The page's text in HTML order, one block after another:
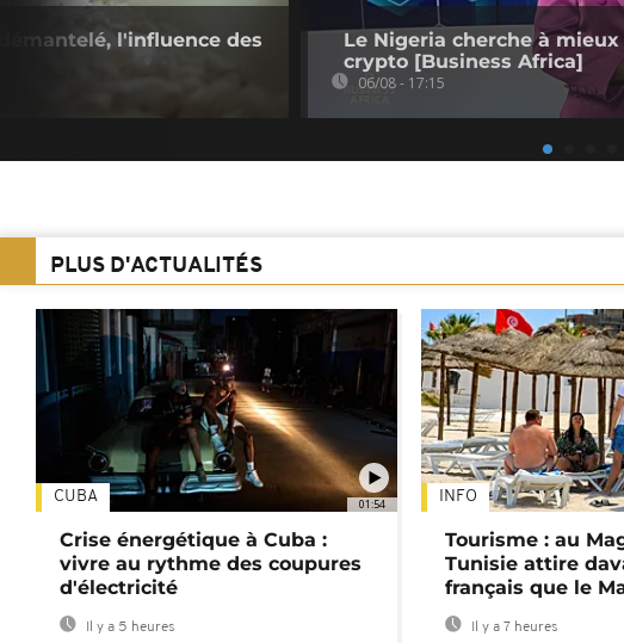
l'influence des
Le Nigeria cherche à
crypto [Business Africa]
06/08 - 17:15
PLUS D'ACTUALITÉS
01:54
CUBA
Crise énergétique à Cuba :
vivre au rythme des coupures
d'électricité
Il y a 5 heures
INFO
Tourisme : au
Tunisie attire
français que le
Il y a 7 heures